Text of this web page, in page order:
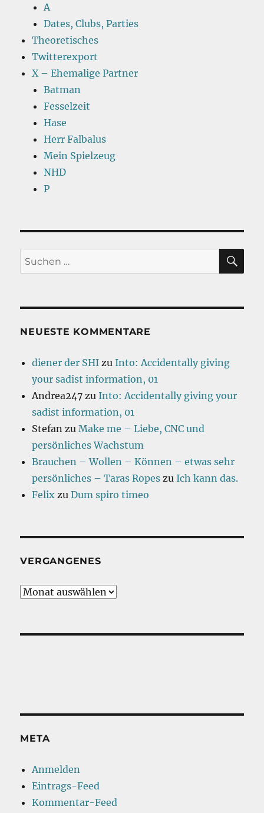
A
Dates, Clubs, Parties
Theoretisches
Twitterexport
X – Ehemalige Partner
Batman
Fesselzeit
Hase
Herr Falbalus
Mein Spielzeug
NHD
P
Suchen
nach:
NEUESTE KOMMENTARE
diener der SHI zuInto: Accidentally giving
your sadist information, 01
Andrea247 zuInto: Accidentally giving your
sadist information, 01
Stefan zuMake me – Liebe, CNC und
persönliches Wachstum
Brauchen – Wollen – Können – etwas sehr
persönliches – Taras Ropes zuIch kann das.
Felix zuDum spiro timeo
VERGANGENES
Vergangenes
META
Anmelden
Eintrags-Feed
Kommentar-Feed